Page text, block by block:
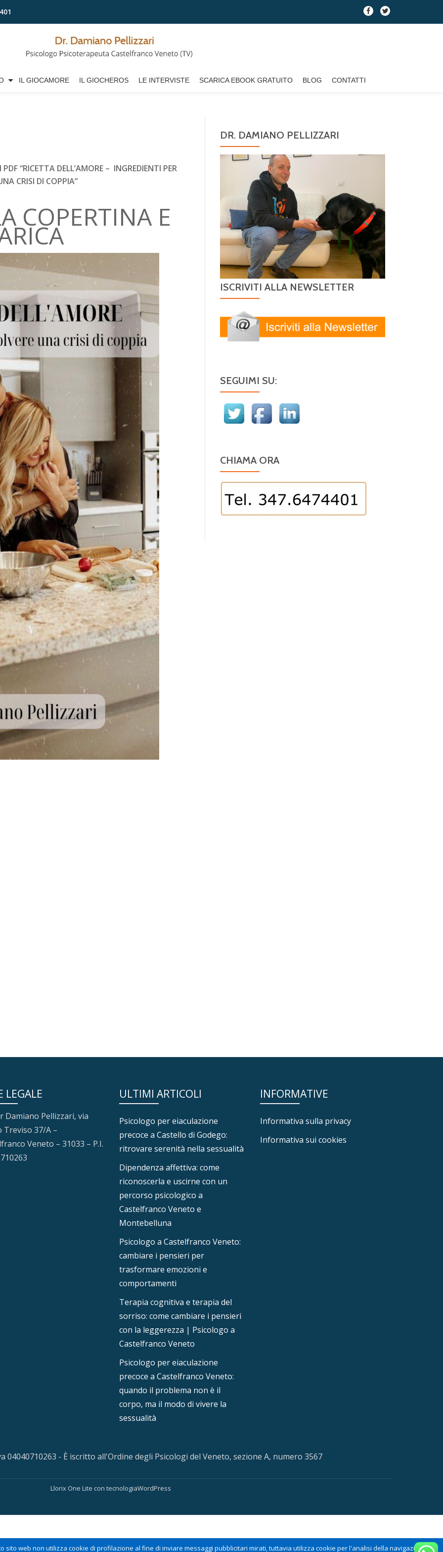
fa-
facebook
fa-
twitter
IL GIOCAMORE IL GIOCHEROS LE INTERVISTE SCARICA EBOOK GRATUITO BLOG CONTATTI
“RICETTA DELL’AMORE – INGREDIENTI PER
CRISI DI COPPIA”
COPERTINA E
DR. DAMIANO PELLIZZARI
ISCRIVITI ALLA NEWSLETTER
SEGUIMI SU:
CHIAMA ORA
LEGALE
Damiano Pellizzari, via
Treviso 37/A –
Veneto – 31033 – P.I.
ULTIMI ARTICOLI
Psicologo per eiaculazione
precoce a Castello di Godego:
ritrovare serenità nella sessualità
Dipendenza affettiva: come
riconoscerla e uscirne con un
percorso psicologico a
Castelfranco Veneto e
Montebelluna
Psicologo a Castelfranco Veneto:
cambiare i pensieri per
trasformare emozioni e
comportamenti
Terapia cognitiva e terapia del
sorriso: come cambiare i pensieri
con la leggerezza | Psicologo a
Castelfranco Veneto
Psicologo per eiaculazione
precoce a Castelfranco Veneto:
quando il problema non è il
corpo, ma il modo di vivere la
sessualità
INFORMATIVE
Informativa sulla privacy
Informativa sui cookies
04040710263 - È iscritto all'Ordine degli Psicologi del Veneto, sezione A, numero 3567
Llorix One Lite con tecnologiaWordPress
sito web non utilizza cookie di profilazione al fine di inviare messaggi pubblicitari mirati, tuttavia utilizza cookie per l'analisi della navigazione nel